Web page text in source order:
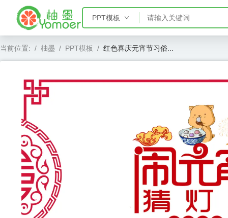
PPT模板
当前位置: / 柚墨 / PPT模板 / 红色喜庆元宵节习俗...